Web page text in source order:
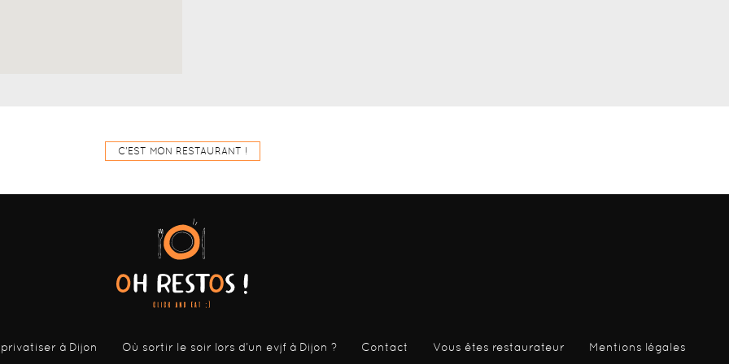
C'EST MON RESTAURANT !
à Dijon Où sortir le soir lors d’un evjf à Dijon ? Contact Vous êtes restaurateur Mentions légales